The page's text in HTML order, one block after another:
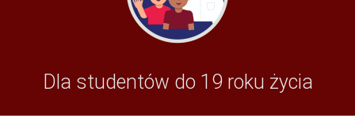
Dla studentów do 19 roku życia